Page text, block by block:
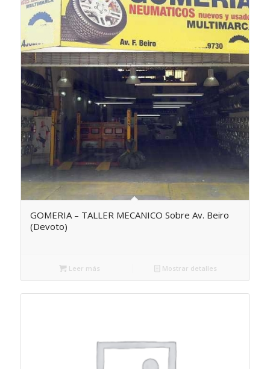
GOMERIA – TALLER MECANICO Sobre Av. Beiro
(Devoto)
Leer más Mostrar detalles